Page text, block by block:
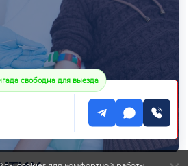
свободна для выезда